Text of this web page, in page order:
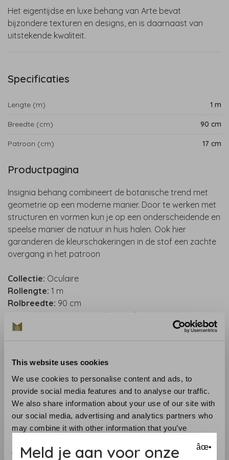
This website uses cookies
We use cookies to personalise content and ads, to
provide social media features and to analyse our traffic.
We also share information about your use of our site with
our social media, advertising and analytics partners who
may combine it with other information that you’ve
of their services.
Het eigentijdse en luxe behang van Arte bevat
bijzondere texturen en designs, en is daarnaast van
uitstekende kwaliteit.
Specificaties
Lengte (m) 1 m
Breedte (cm) 90 cm
Patroon (cm) 17 cm
Productpagina
Insignia behang combineert de botanische trend met
geometrie op een moderne manier. Door te werken met
structuren en vormen kun je op een onderscheidende en
speelse manier de natuur in huis halen. Ook hier
garanderen de kleurschakeringen in de stof een zachte
overgang in het patroon
Collectie: Oculaire
Rollengte: 1 m
Rolbreedte: 90 cm
Straight match 17 cm (6.69")
Materiaal:
Onderhoud:dit behang is licht afneembaar met een
Aanbevolen lijm :Arte Clearpro, or Metyl Special
Toepassing:verlijmen van de muur. Lees aandachtig de
aanwijzingen op de verpakking. Bij twijfel helpen we je
graag
Verwijdering:volledig droog verwijderbaar
Lichtechtheid:goed
Benieuwd naar het behang? Bezoek onze behangwinkel
âœ•
Meld je aan voor onze